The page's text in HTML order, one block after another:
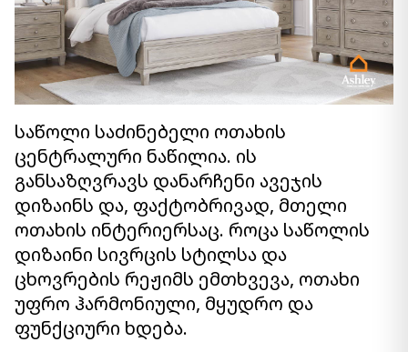
საწოლი საძინებელი ოთახის
ცენტრალური ნაწილია. ის
განსაზღვრავს დანარჩენი ავეჯის
დიზაინს და, ფაქტობრივად, მთელი
ოთახის ინტერიერსაც. როცა საწოლის
დიზაინი სივრცის სტილსა და
ცხოვრების რეჟიმს ემთხვევა, ოთახი
უფრო ჰარმონიული, მყუდრო და
ფუნქციური ხდება.